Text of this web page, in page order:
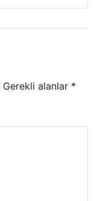
Gerekli alanlar *